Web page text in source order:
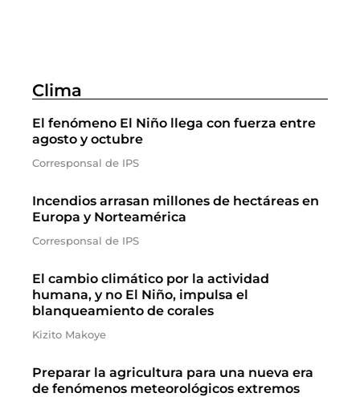
Clima
El fenómeno El Niño llega con fuerza entre
agosto y octubre
Corresponsal de IPS
Incendios arrasan millones de hectáreas en
Europa y Norteamérica
Corresponsal de IPS
El cambio climático por la actividad
humana, y no El Niño, impulsa el
blanqueamiento de corales
Kizito Makoye
Preparar la agricultura para una nueva era
de fenómenos meteorológicos extremos